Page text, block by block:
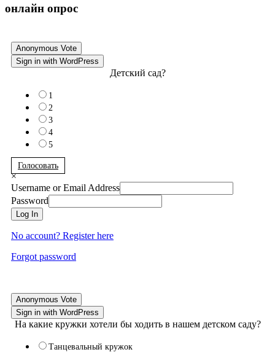
онлайн опрос
Anonymous Vote
Sign in with WordPress
Детский сад?
1
2
3
4
5
Голосовать
×
Username or Email Address
Password
Log In
No account? Register here
Forgot password
Anonymous Vote
Sign in with WordPress
На какие кружки хотели бы ходить в нашем детском саду?
Танцевальный кружок